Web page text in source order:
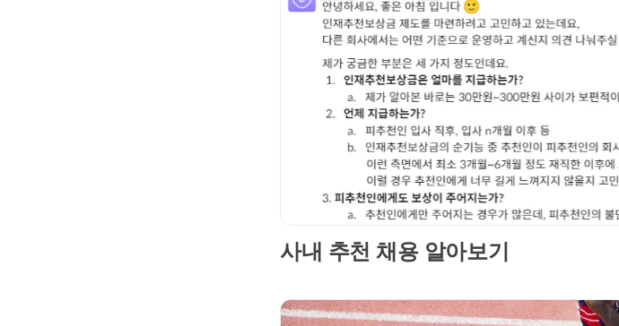
사내 추천 채용 알아보기